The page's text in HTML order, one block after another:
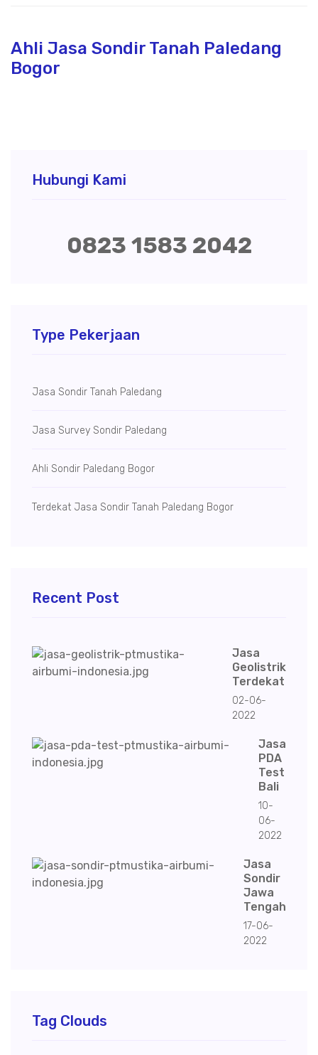
Ahli Jasa Sondir Tanah Paledang
Bogor
Hubungi Kami
0823 1583 2042
Type Pekerjaan
Jasa Sondir Tanah Paledang
Jasa Survey Sondir Paledang
Ahli Sondir Paledang Bogor
Terdekat Jasa Sondir Tanah Paledang Bogor
Recent Post
Jasa
Geolistrik
Terdekat
02-06-
2022
Jasa
PDA
Test
Bali
10-
06-
2022
Jasa
Sondir
Jawa
Tengah
17-06-
2022
Tag Clouds